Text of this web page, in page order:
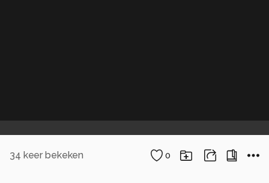
34 keer bekeken 0